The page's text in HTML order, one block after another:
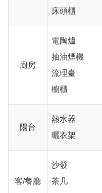
床頭櫃
廚房
電陶爐
抽油煙機
流理臺
櫥櫃
陽台
熱水器
曬衣架
客/餐廳
沙發
茶几